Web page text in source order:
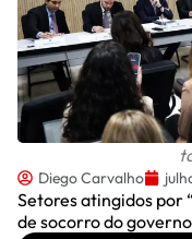
Diego Carvalho
Setores atingidos por
de socorro do